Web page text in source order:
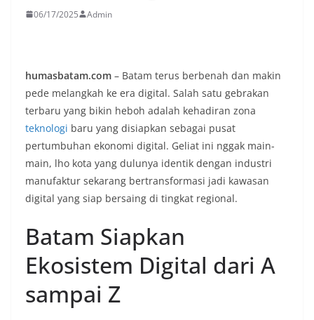
06/17/2025 Admin
humasbatam.com – Batam terus berbenah dan makin
pede melangkah ke era digital. Salah satu gebrakan
terbaru yang bikin heboh adalah kehadiran zona
teknologi baru yang disiapkan sebagai pusat
pertumbuhan ekonomi digital. Geliat ini nggak main-
main, lho kota yang dulunya identik dengan industri
manufaktur sekarang bertransformasi jadi kawasan
digital yang siap bersaing di tingkat regional.
Batam Siapkan
Ekosistem Digital dari A
sampai Z